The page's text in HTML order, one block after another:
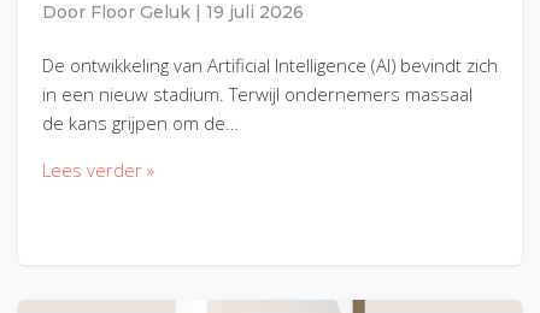
Door Floor Geluk 19 juli 2026
De ontwikkeling van Artificial Intelligence (AI) bevindt zich
in een nieuw stadium. Terwijl ondernemers massaal
de kans grijpen om de…
Lees verder »